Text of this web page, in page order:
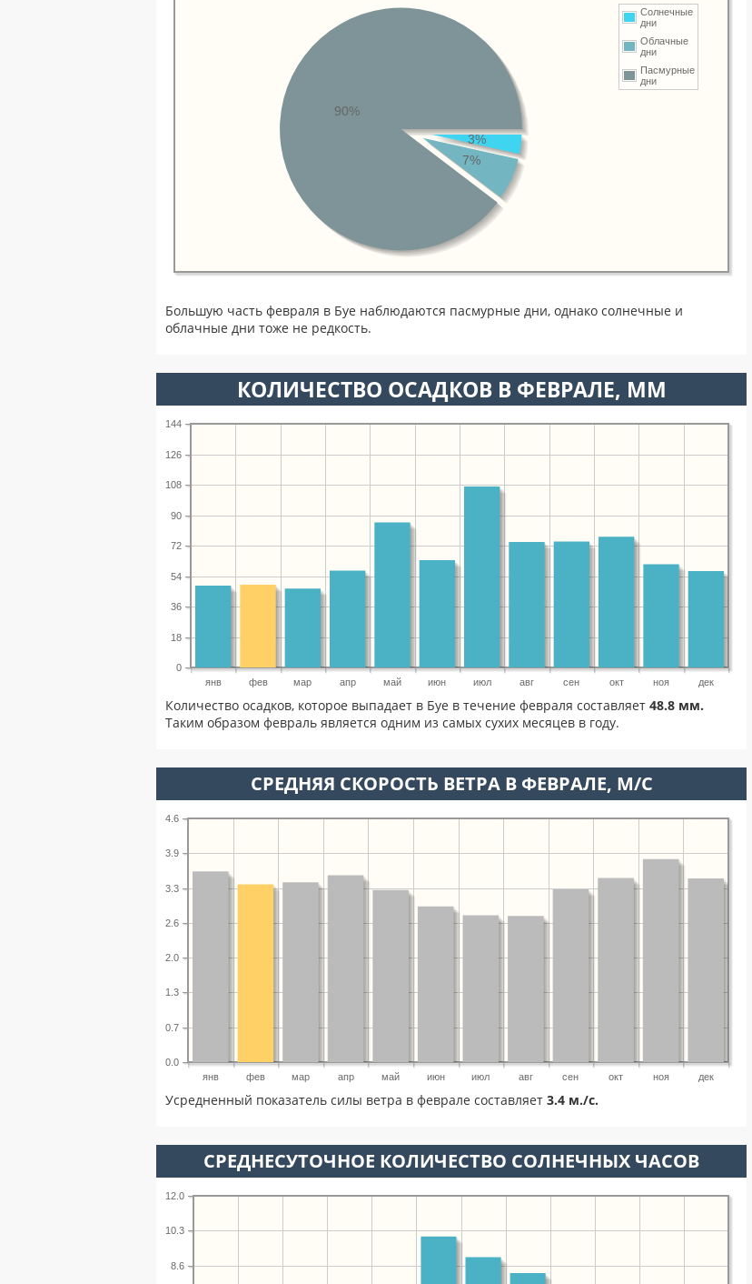
Солнечные
дни
Облачные
дни
Пасмурные
дни
3%
7%
90%
Большую часть февраля в Буе наблюдаются пасмурные дни, однако солнечные и
облачные дни тоже не редкость.
КОЛИЧЕСТВО ОСАДКОВ В ФЕВРАЛЕ, ММ
янв фев мар апр май июн июл авг сен окт ноя дек
0
18
36
54
72
90
108
126
144
Количество осадков, которое выпадает в Буе в течение февраля составляет 48.8 мм.
Таким образом февраль является одним из самых сухих месяцев в году.
СРЕДНЯЯ СКОРОСТЬ ВЕТРА В ФЕВРАЛЕ, М/С
янв фев мар апр май июн июл авг сен окт ноя дек
0.0
0.7
1.3
2.0
2.6
3.3
3.9
4.6
Усредненный показатель силы ветра в феврале составляет 3.4 м./с.
СРЕДНЕСУТОЧНОЕ КОЛИЧЕСТВО СОЛНЕЧНЫХ ЧАСОВ
8.6
10.3
12.0